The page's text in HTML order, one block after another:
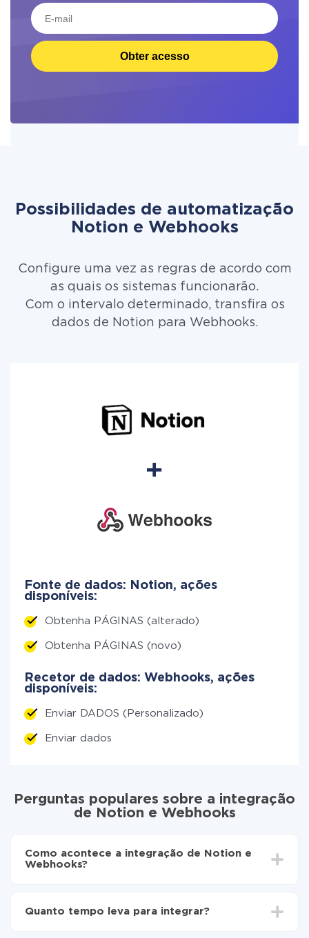
Obter acesso
Possibilidades de automatização
Notion e Webhooks
Configure uma vez as regras de acordo com
as quais os sistemas funcionarão.
Com o intervalo determinado, transfira os
dados de Notion para Webhooks.
Fonte de dados: Notion, ações
disponíveis:
Obtenha PÁGINAS (alterado)
Obtenha PÁGINAS (novo)
Recetor de dados: Webhooks, ações
disponíveis:
Enviar DADOS (Personalizado)
Enviar dados
Perguntas populares sobre a integração
de Notion e Webhooks
Como acontece a integração de Notion e
Webhooks?
Webhooks
Quanto tempo leva para integrar?